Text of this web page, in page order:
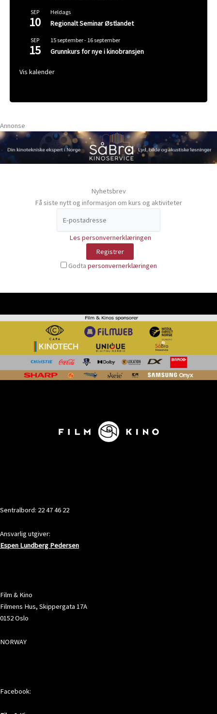
SEP
10
Heldags
Regionalt Seminar Østlandet
SEP
15
15 september- 16 september
Grunnkurs for nye i kinobransjen
Vis kalender
Annonse
Nyhetsbrev
Få siste nytt og informasjon om kurs og aktiviteter
Les personvernerklæringen
Godta personvernerklæringen
Sentralbord: 22 47 46 22
Ansvarlig utgiver:
Espen Lundberg Pedersen
Film & Kino
Filmens Hus, Skippergata 17A
0152 Oslo
NORWAY
Facebook: